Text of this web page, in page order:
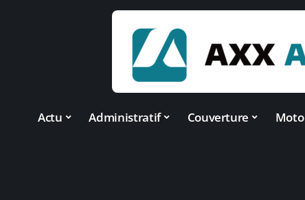
Actu Administratif Couverture Moto